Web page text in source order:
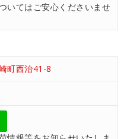
いてはご安心くださいませ
町西治41-8